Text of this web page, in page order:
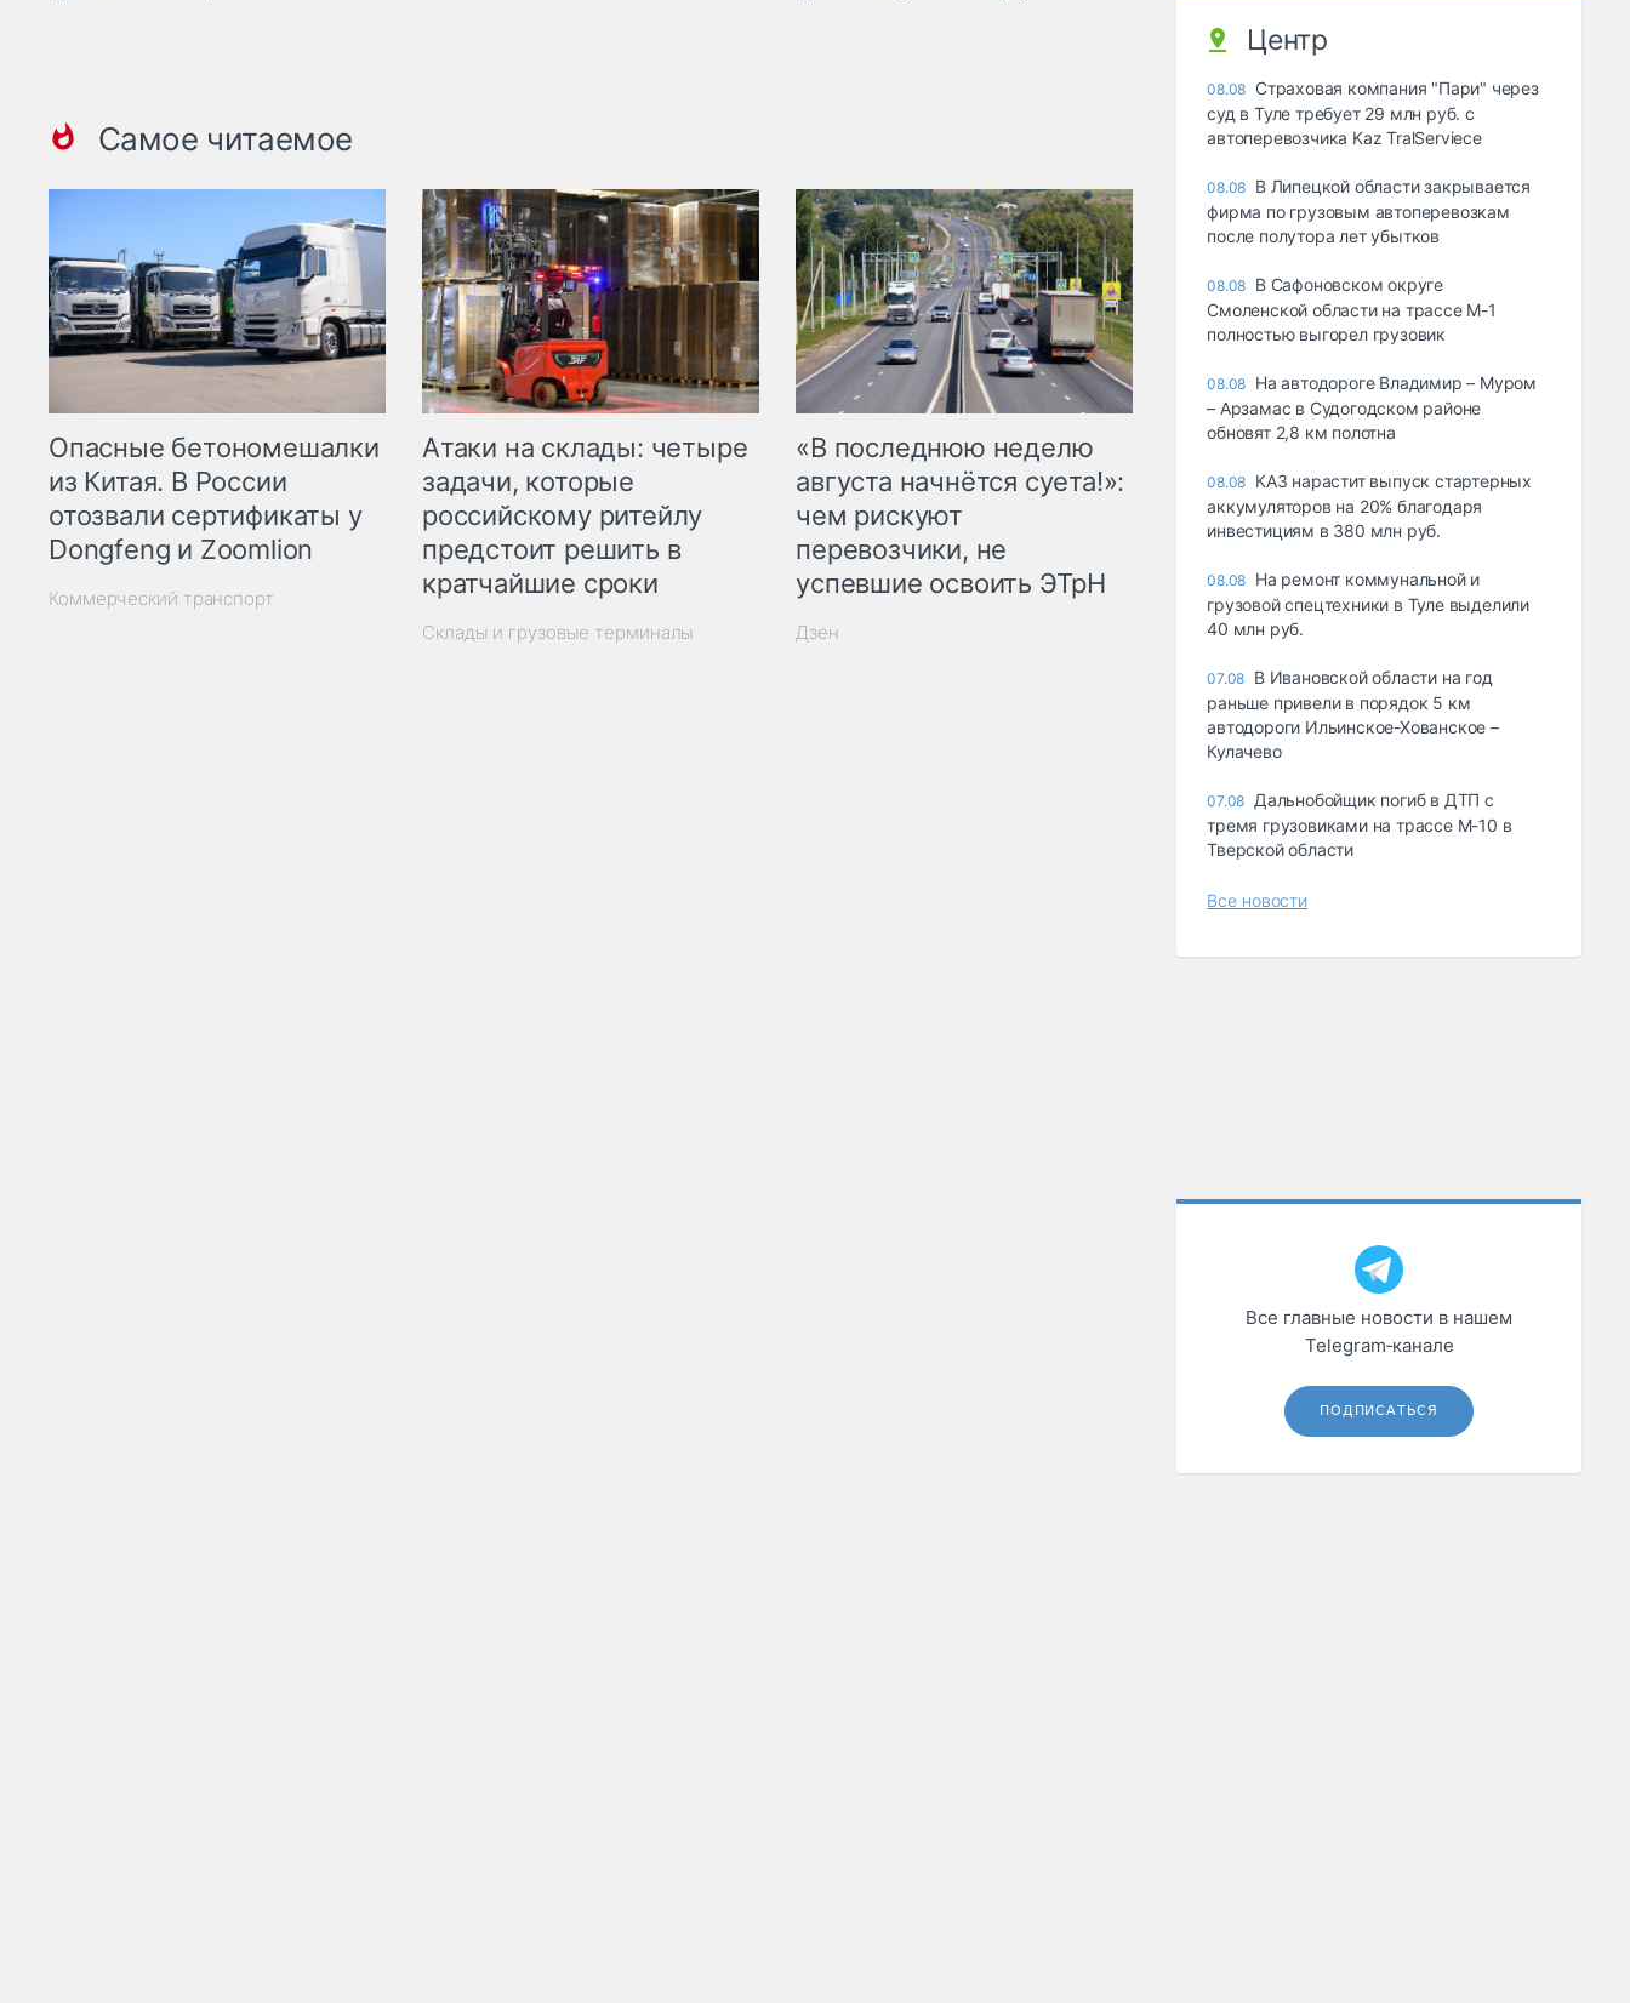
Самое читаемое
Опасные бетономешалки
из Китая. В России
отозвали сертификаты у
Dongfeng и Zoomlion
Коммерческий транспорт
Атаки на склады: четыре
задачи, которые
российскому ритейлу
предстоит решить в
кратчайшие сроки
Склады и грузовые терминалы
«В последнюю неделю
августа начнётся суета!»:
чем рискуют
перевозчики, не
успевшие освоить ЭТрН
Дзен
Центр
08.08 Страховая компания "Пари" через
суд в Туле требует 29 млн руб. с
автоперевозчика Kaz TralServiece
08.08 В Липецкой области закрывается
фирма по грузовым автоперевозкам
после полутора лет убытков
08.08 В Сафоновском округе
Смоленской области на трассе М-1
полностью выгорел грузовик
08.08 На автодороге Владимир – Муром
– Арзамас в Судогодском районе
обновят 2,8 км полотна
08.08 КАЗ нарастит выпуск стартерных
аккумуляторов на 20% благодаря
инвестициям в 380 млн руб.
08.08 На ремонт коммунальной и
грузовой спецтехники в Туле выделили
40 млн руб.
07.08 В Ивановской области на год
раньше привели в порядок 5 км
автодороги Ильинское-Хованское –
Кулачево
07.08 Дальнобойщик погиб в ДТП с
тремя грузовиками на трассе М-10 в
Тверской области
Все новости
Все главные новости в нашем
Telegram‑канале
ПОДПИСАТЬСЯ